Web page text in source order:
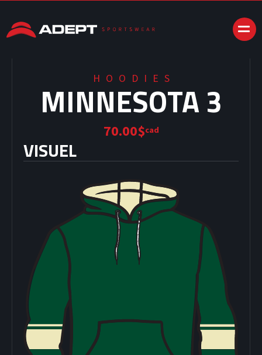
HOODIES
MINNESOTA 3
70.00$cad
VISUEL